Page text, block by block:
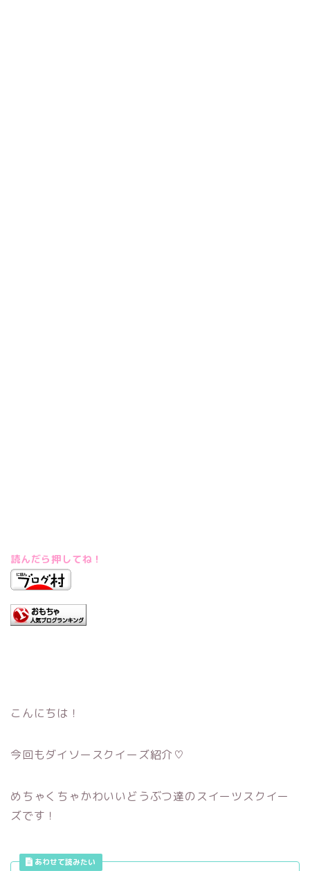
読んだら押してね！
こんにちは！
今回もダイソースクイーズ紹介♡
めちゃくちゃかわいいどうぶつ達のスイーツスクイー
ズです！